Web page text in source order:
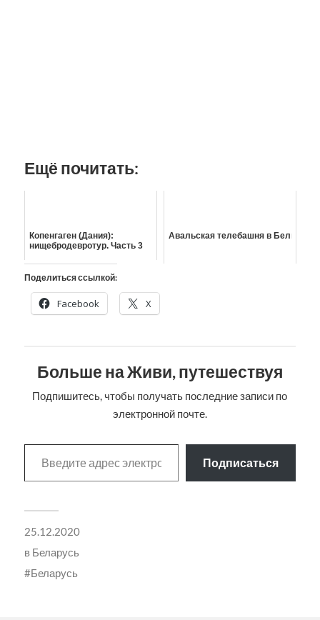
Ещё почитать:
Копенгаген (Дания):
нищебродевротур. Часть 3
Авальская телебашня в
Поделиться ссылкой:
Facebook X
Больше на Живи, путешествуя
Подпишитесь, чтобы получать последние записи по
электронной почте.
Подписаться
25.12.2020
в Беларусь
Беларусь